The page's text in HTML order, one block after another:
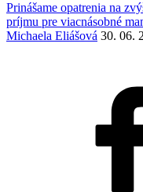
Prinášame opatrenia na
príjmu pre viacnásobné
Michaela Eliášová 30. 06.